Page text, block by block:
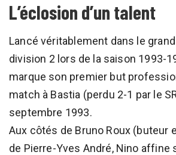
L’éclosion d’un talent
Lancé véritablement dans le
division 2 lors de la saison 1993-
marque son premier but
match à Bastia (perdu 2-1 par le
septembre 1993.
Aux côtés de Bruno Roux (buteur
de Pierre-Yves André, Nino affine